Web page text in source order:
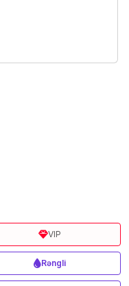
VIP
Rəngli